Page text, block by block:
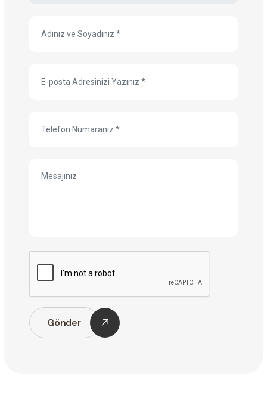
Gönder